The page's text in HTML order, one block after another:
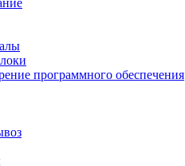
программного обеспечения